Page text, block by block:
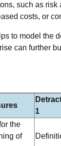
such as risk
costs, or
to model the
can further
1
the
of